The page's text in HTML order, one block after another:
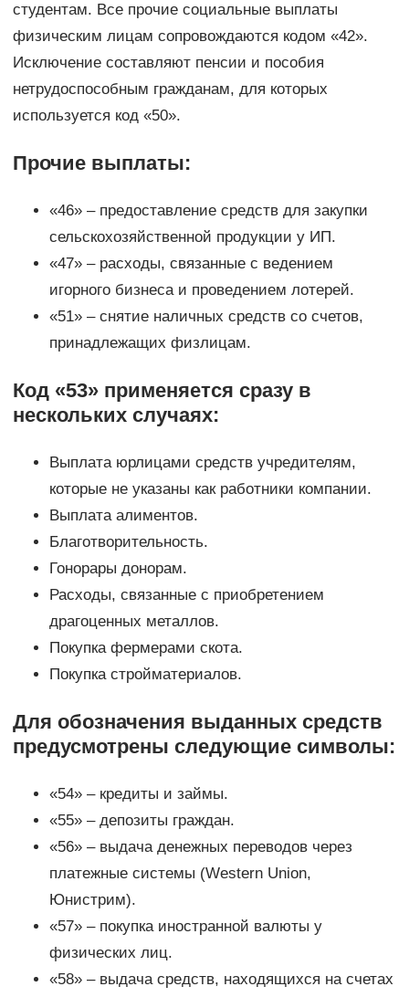
студентам. Все прочие социальные выплаты
физическим лицам сопровождаются кодом «42».
Исключение составляют пенсии и пособия
нетрудоспособным гражданам, для которых
используется код «50».
Прочие выплаты:
«46» – предоставление средств для закупки
сельскохозяйственной продукции у ИП.
«47» – расходы, связанные с ведением
игорного бизнеса и проведением лотерей.
«51» – снятие наличных средств со счетов,
принадлежащих физлицам.
Код «53» применяется сразу в
нескольких случаях:
Выплата юрлицами средств учредителям,
которые не указаны как работники компании.
Выплата алиментов.
Благотворительность.
Гонорары донорам.
Расходы, связанные с приобретением
драгоценных металлов.
Покупка фермерами скота.
Покупка стройматериалов.
Для обозначения выданных средств
предусмотрены следующие символы:
«54» – кредиты и займы.
«55» – депозиты граждан.
«56» – выдача денежных переводов через
платежные системы (Western Union,
Юнистрим).
«57» – покупка иностранной валюты у
физических лиц.
«58» – выдача средств, находящихся на счетах